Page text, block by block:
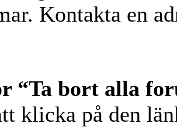
Kontakta en
“Ta bort alla
klicka på den